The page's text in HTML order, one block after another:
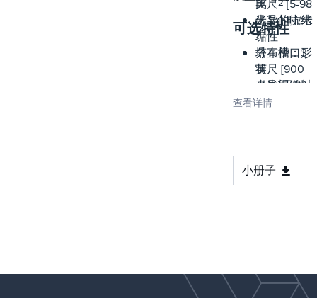
入口配置
英尺 [5-98
米3/小时/米
2]
塔直径：3
英尺 [900
毫米] 及以
上
再分配：单
独的液体收
比
优异的抗结
垢性
可选特性
分布槽口形
状
引导渠道以
提高分销质
量，减少结
垢服务
箱，用于更
查看详情
小册子